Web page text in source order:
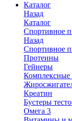
Каталог
Назад
Каталог
Спортивное
Назад
Спортивное
Протеины
Гейнеры
Креатин
Бустеры
Омега 3